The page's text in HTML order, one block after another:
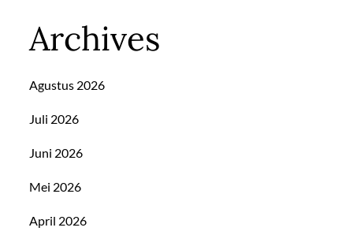
Archives
Agustus 2026
Juli 2026
Juni 2026
Mei 2026
April 2026